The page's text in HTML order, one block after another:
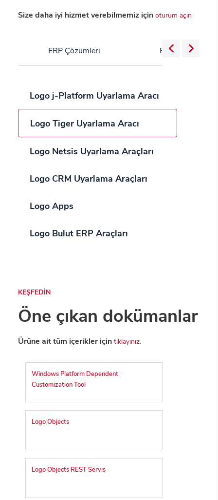
Size daha iyi hizmet verebilmemiz içinoturum açın
ERP Çözümleri Bulut Servisleri
Logo j-Platform Uyarlama Aracı
Logo Tiger Uyarlama Aracı
Logo Netsis Uyarlama Araçları
Logo CRM Uyarlama Araçları
Logo Apps
Logo Bulut ERP Araçları
KEŞFEDİN
Öne çıkan dokümanlar
Ürüne ait tüm içerikler içintıklayınız.
Windows Platform Dependent
Customization Tool
Logo Objects
Logo Objects REST Servis